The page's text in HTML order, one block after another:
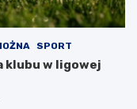
SPORT
klubu w ligowej